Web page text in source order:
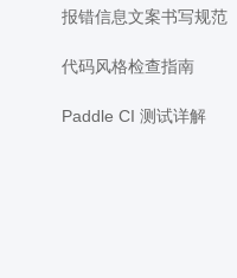
报错信息文案书写规范
代码风格检查指南
Paddle CI 测试详解